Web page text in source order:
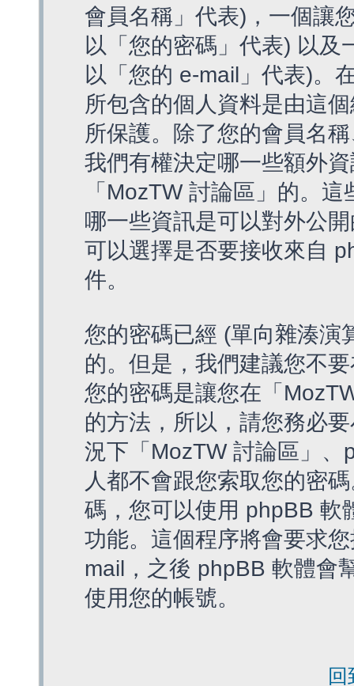
會員名稱」代表)，一個讓
以「您的密碼」代表) 以及
以「您的 e-mail」代表)。
所包含的個人資料是由這
所保護。除了您的會員名
我們有權決定哪一些額外
「MozTW 討論區」的。
哪一些資訊是可以對外公
可以選擇是否要接收來自
件。
您的密碼已經 (單向雜湊演
的。但是，我們建議您不
您的密碼是讓您在「
的方法，所以，請您務必
況下「MozTW 討論區」
人都不會跟您索取您的密
碼，您可以使用 phpBB 軟
功能。這個程序將會要求
mail，之後 phpBB 軟體會
使用您的帳號。